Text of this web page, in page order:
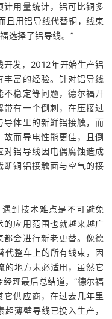
用量统计，铝可比铜多
且用铝导线代替铜，线束
选择了铝导线。”
发，2012年开始生产铝
富的经验。针对铝导线
不稳定等问题，德尔福开
有一个倒刺，在压接过
导体里的新鲜铝接触，而
故而导电性能更佳，且倒
对铝导线因电偶腐蚀造成
断铜铝接触面与空气的接
到技术难点是不可避免
的应用范围也就越来越广
都会进行新老更替。像德
代整车上的所有线束，因
的地方未必适用，虽然它
理最后总结道，“德尔福
供应商，在过去几年里
薄壁导线已投入生产，